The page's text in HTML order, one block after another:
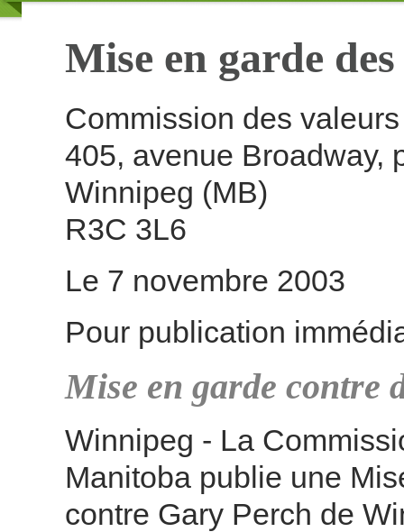
Mise en garde
Commission des
405, avenue Broadway,
Winnipeg (MB)
R3C 3L6
Le 7 novembre 2003
Pour publication
Mise en garde contre
Winnipeg - La
Manitoba publie une
contre Gary Perch de